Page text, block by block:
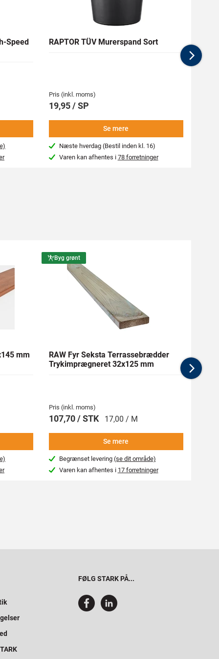
Speed
RAPTOR TÜV Murerspand Sort
Pris (inkl. moms)
19,95 / SP
Se mere
Næste hverdag (Bestil inden kl. 16)
Varen kan afhentes i 78 forretninger
mm
Byg grønt
RAW Fyr Seksta Terrassebrædder
Trykimprægneret 32x125 mm
Pris (inkl. moms)
107,70 / STK 17,00 / M
Se mere
Begrænset levering (se dit område)
Varen kan afhentes i 17 forretninger
mm
FØLG STARK PÅ...